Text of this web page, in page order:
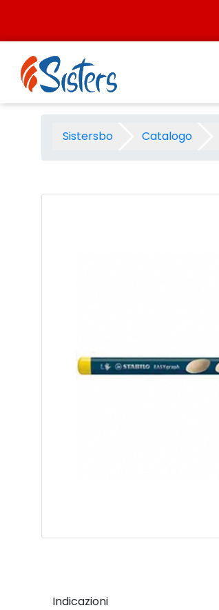
Matite Stabilo
Sistersbo Catalogo
Indicazioni